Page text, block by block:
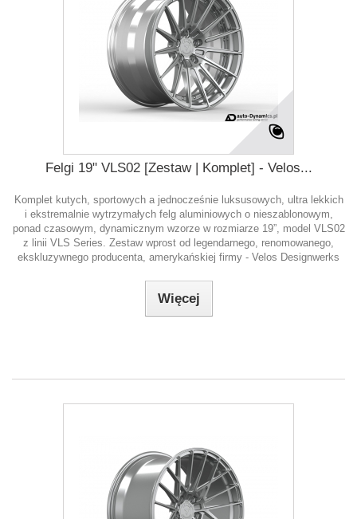
Felgi 19" VLS02 [Zestaw | Komplet] - Velos...
Komplet kutych, sportowych a jednocześnie luksusowych, ultra lekkich
i ekstremalnie wytrzymałych felg aluminiowych o nieszablonowym,
ponad czasowym, dynamicznym wzorze w rozmiarze 19”, model VLS02
z linii VLS Series. Zestaw wprost od legendarnego, renomowanego,
ekskluzywnego producenta, amerykańskiej firmy - Velos Designwerks
Więcej